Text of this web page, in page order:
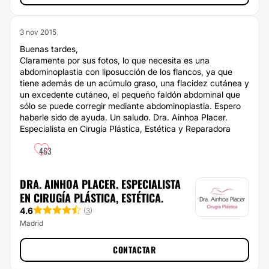
3 nov 2015
Buenas tardes,
Claramente por sus fotos, lo que necesita es una
abdominoplastia con liposucción de los flancos, ya que
tiene además de un acúmulo graso, una flacidez cutánea y
un excedente cutáneo, el pequeño faldón abdominal que
sólo se puede corregir mediante abdominoplastia. Espero
haberle sido de ayuda. Un saludo. Dra. Ainhoa Placer.
Especialista en Cirugía Plástica, Estética y Reparadora
463
DRA. AINHOA PLACER. ESPECIALISTA
EN CIRUGÍA PLÁSTICA, ESTÉTICA.
4.6 (3)
Madrid
CONTACTAR